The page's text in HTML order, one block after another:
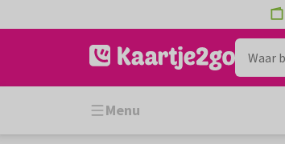
naar
Menu